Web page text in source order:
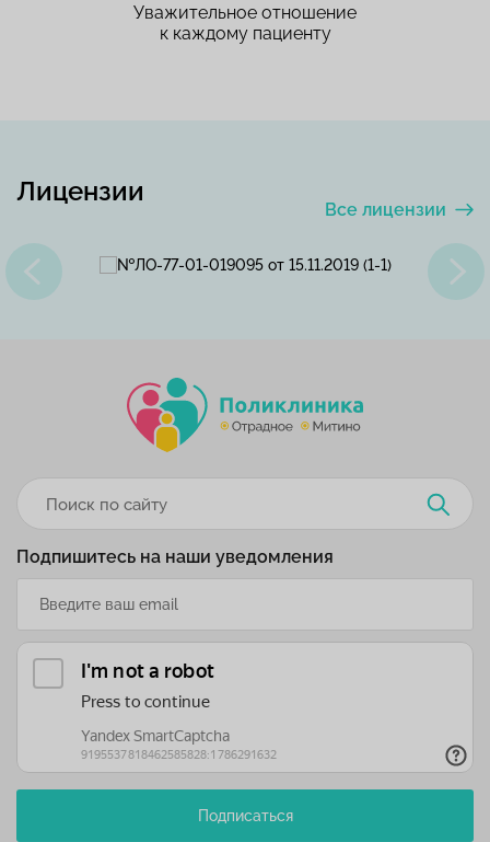
Уважительное отношение
к каждому пациенту
Лицензии
Все лицензии
Подпишитесь на наши уведомления
Подписаться